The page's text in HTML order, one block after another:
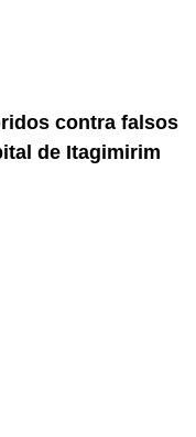
contra falsos
de Itagimirim